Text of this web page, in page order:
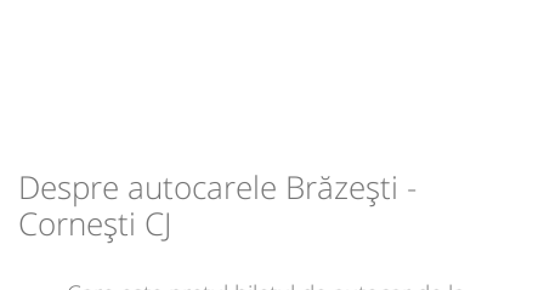
Despre autocarele Brăzești -
Cornești CJ